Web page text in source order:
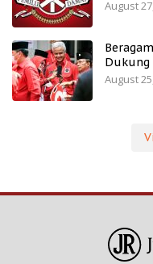
August
Dukung
August